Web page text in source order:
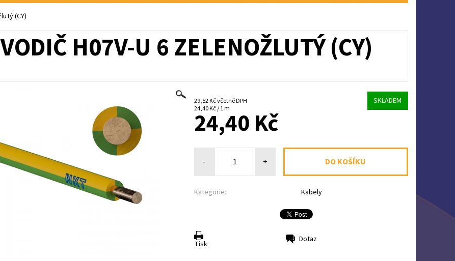
KONSTRUKCE FISCHER FISCH
(CY)
VODIČ H07V-U 6 ZELENOŽLUTÝ (CY)
29,52 Kč včetně DPH
24,40 Kč / 1 m
SKLADEM
24,40 Kč
- +
Kategorie: Kabely
Tisk Dotaz